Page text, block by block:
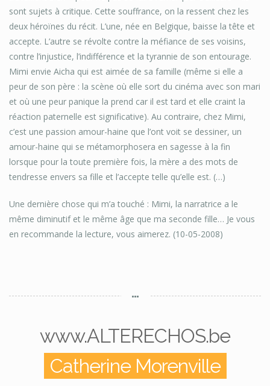
sont sujets à critique. Cette souffrance, on la ressent chez les
deux héroïnes du récit. L’une, née en Belgique, baisse la tête et
accepte. L’autre se révolte contre la méfiance de ses voisins,
contre l’injustice, l’indifférence et la tyrannie de son entourage.
Mimi envie Aicha qui est aimée de sa famille (même si elle a
peur de son père : la scène où elle sort du cinéma avec son mari
et où une peur panique la prend car il est tard et elle craint la
réaction paternelle est significative). Au contraire, chez Mimi,
c’est une passion amour-haine que l’ont voit se dessiner, un
amour-haine qui se métamorphosera en sagesse à la fin
lorsque pour la toute première fois, la mère a des mots de
tendresse envers sa fille et l’accepte telle qu’elle est. (…)
Une dernière chose qui m’a touché : Mimi, la narratrice a le
même diminutif et le même âge que ma seconde fille… Je vous
en recommande la lecture, vous aimerez. (10-05-2008)
www.ALTERECHOS.be
Catherine Morenville